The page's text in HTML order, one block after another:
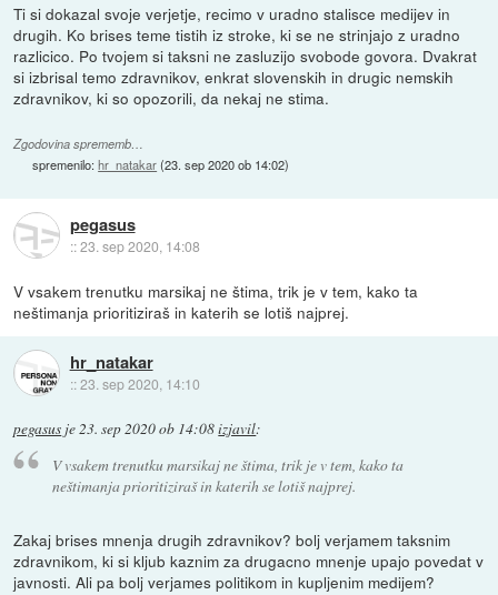
Ti si dokazal svoje verjetje, recimo v uradno stalisce medijev in
drugih. Ko brises teme tistih iz stroke, ki se ne strinjajo z uradno
razlicico. Po tvojem si taksni ne zasluzijo svobode govora. Dvakrat
si izbrisal temo zdravnikov, enkrat slovenskih in drugic nemskih
zdravnikov, ki so opozorili, da nekaj ne stima.
Zgodovina sprememb…
spremenilo:hr_natakar(23. sep 2020 ob 14:02)
pegasus
::23. sep 2020, 14:08
V vsakem trenutku marsikaj ne štima, trik je v tem, kako ta
neštimanja prioritiziraš in katerih se lotiš najprej.
hr_natakar
::23. sep 2020, 14:10
pegasus je23. sep 2020 ob 14:08izjavil:
V vsakem trenutku marsikaj ne štima, trik je v tem, kako ta
neštimanja prioritiziraš in katerih se lotiš najprej.
Zakaj brises mnenja drugih zdravnikov? bolj verjamem taksnim
zdravnikom, ki si kljub kaznim za drugacno mnenje upajo povedat v
javnosti. Ali pa bolj verjames politikom in kupljenim medijem?